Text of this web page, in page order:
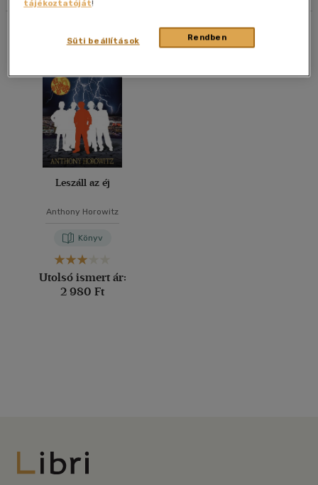
Ifjúsági(1)
Vélemény szerint
40 db / oldal
Összesen1db
Leszáll az éj
Anthony Horowitz
Könyv
Utolsó ismert ár:
2 980 Ft
Libri
tájékoztatóját!
Rendben
Süti beállítások